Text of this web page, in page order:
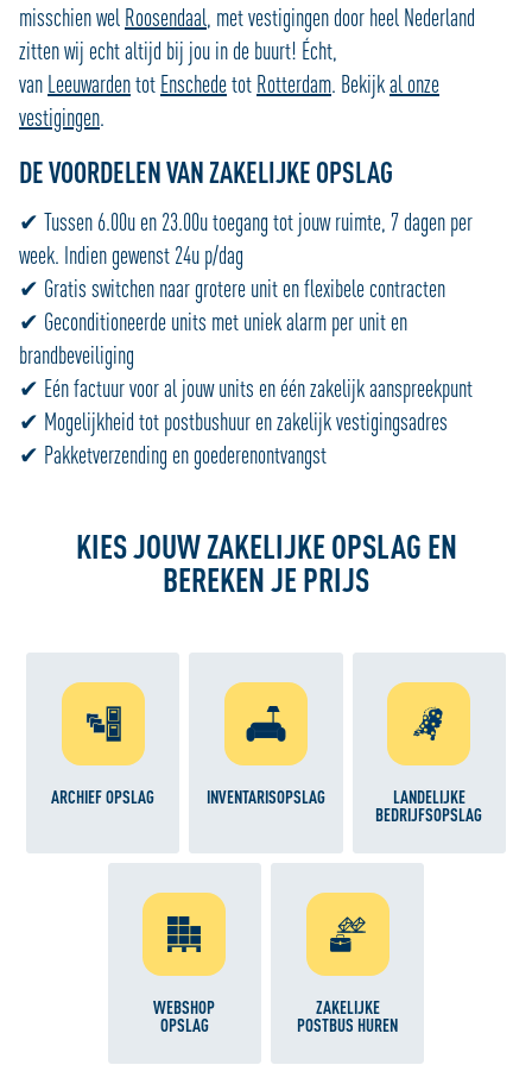
misschien wel Roosendaal, met vestigingen door heel Nederland
zitten wij echt altijd bij jou in de buurt! Écht,
van Leeuwardentot Enschedetot Rotterdam. Bekijkal onze
vestigingen.
DE VOORDELEN VAN ZAKELIJKE OPSLAG
✔ Tussen 6.00u en 23.00u toegang tot jouw ruimte, 7 dagen per
week. Indien gewenst 24u p/dag
✔ Gratis switchen naar grotere unit en flexibele contracten
✔ Geconditioneerde units met uniek alarm per unit en
brandbeveiliging
✔ Eén factuur voor al jouw units en één zakelijk aanspreekpunt
✔ Mogelijkheid tot postbushuur en zakelijk vestigingsadres
✔ Pakketverzending en goederenontvangst
KIES JOUW ZAKELIJKE OPSLAG EN
BEREKEN JE PRIJS
ARCHIEF OPSLAG INVENTARISOPSLAG
LANDELIJKE
BEDRIJFSOPSLAG
WEBSHOP
OPSLAG
ZAKELIJKE
POSTBUS HUREN